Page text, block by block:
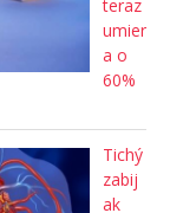
teraz
umier
a o
60%
Tichý
zabij
ak